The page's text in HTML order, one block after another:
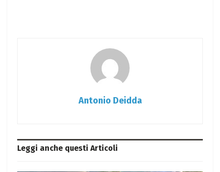
Antonio Deidda
Leggi anche questi Articoli